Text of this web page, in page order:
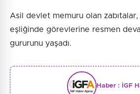
Asil devlet memuru olan zabıtalar,
eşliğinde görevlerine resmen
gururunu yaşadı.
Haber : İGF